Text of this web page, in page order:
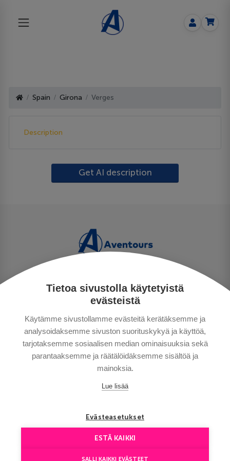
Tietoa sivustolla käytetyistä
evästeistä
Käytämme sivustollamme evästeitä kerätäksemme ja
analysoidaksemme sivuston suorituskykyä ja käyttöä,
tarjotaksemme sosiaalisen median ominaisuuksia sekä
parantaaksemme ja räätälöidäksemme sisältöä ja
mainoksia.
Lue lisää
Evästeasetukset
ESTÄ KAIKKI
SALLI KAIKKI EVÄSTEET
Spain Girona Verges
Description
Get AI description
PRIVACY POLICY
MAKSUTAVAT
GENERAL CONDITIONS
GOOD TO KNOW
CONTACTS
Copyright © Aventours 2026